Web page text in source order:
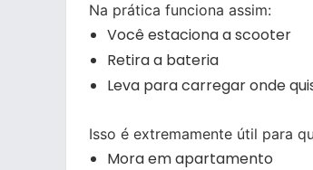
Na prática funciona assim:
Você estaciona a scooter
Retira a bateria
Leva para carregar onde
Isso é extremamente útil para
Mora em apartamento